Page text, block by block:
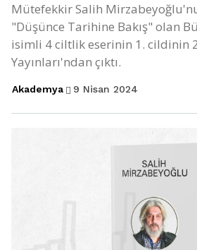
Mütefekkir Salih
"Düşünce Tarihine Bakış" olan
isimli 4 ciltlik eserinin 1. cildinin
Yayınları'ndan çıktı.
Akademya 9 Nisan 2024